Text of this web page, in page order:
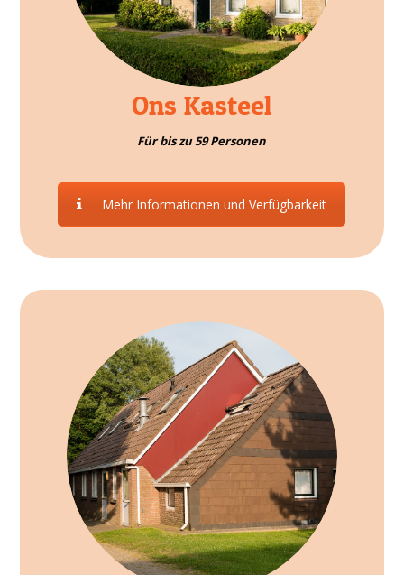
Ons Kasteel
Für bis zu 59 Personen
Mehr Informationen und Verfügbarkeit